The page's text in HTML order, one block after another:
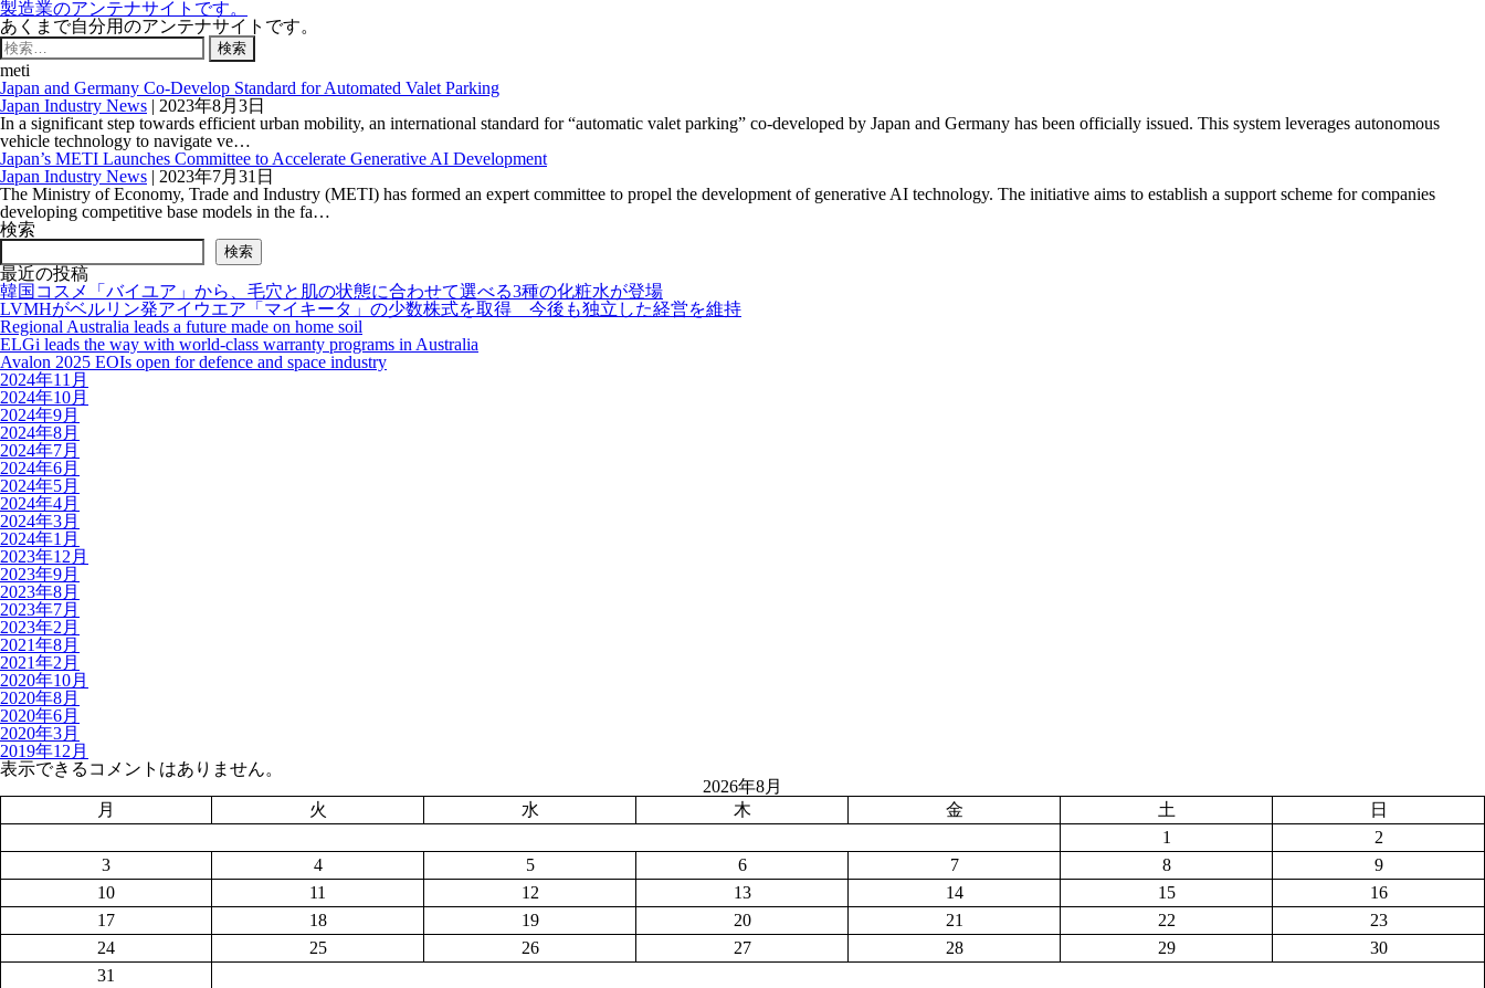
製造業のアンテナサイトです。
あくまで自分用のアンテナサイトです。
検
索:
meti
Japan and Germany Co-Develop Standard for Automated Valet Parking
Japan Industry News | 2023年8月3日
In a significant step towards efficient urban mobility, an international standard for “automatic valet parking” co-developed by Japan and Germany has been officially issued. This system leverages autonomous
vehicle technology to navigate ve…
Japan’s METI Launches Committee to Accelerate Generative AI Development
Japan Industry News | 2023年7月31日
The Ministry of Economy, Trade and Industry (METI) has formed an expert committee to propel the development of generative AI technology. The initiative aims to establish a support scheme for companies
developing competitive base models in the fa…
検索
検索
最近の投稿
韓国コスメ「バイユア」から、毛穴と肌の状態に合わせて選べる3種の化粧水が登場
LVMHがベルリン発アイウエア「マイキータ」の少数株式を取得 今後も独立した経営を維持
Regional Australia leads a future made on home soil
ELGi leads the way with world-class warranty programs in Australia
Avalon 2025 EOIs open for defence and space industry
2024年11月
2024年10月
2024年9月
2024年8月
2024年7月
2024年6月
2024年5月
2024年4月
2024年3月
2024年1月
2023年12月
2023年9月
2023年8月
2023年7月
2023年2月
2021年8月
2021年2月
2020年10月
2020年8月
2020年6月
2020年3月
2019年12月
表示できるコメントはありません。
2026年8月
月
火 水 木 金 土
日
1
2
3
4 5 6 7 8
9
10
11 12 13 14 15
16
17
18 19 20 21 22
23
24
25 26 27 28 29
30
31